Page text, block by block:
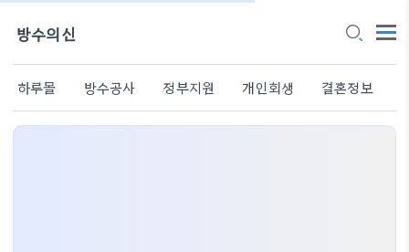
방수의신
하루몰 방수공사 정부지원 개인회생 결혼정보